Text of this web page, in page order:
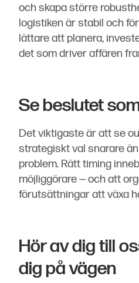
och skapa större
logistiken är stabil och
lättare att planera,
det som driver affären
Se beslutet
Det viktigaste är att se
strategiskt val snarare
problem. Rätt timing
möjliggörare — och att
förutsättningar att växa
Hör av dig till
dig på vägen